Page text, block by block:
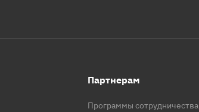
Партнерам
Программы сотрудничества